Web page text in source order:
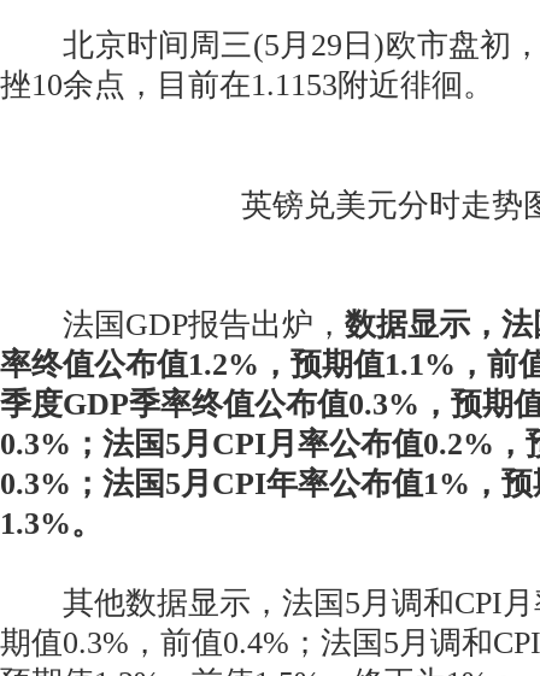
北京时间周三(5月29日)欧市盘初
挫10余点，目前在1.1153附近徘徊。
英镑兑美元分时走势
法国GDP报告出炉， 数据显示，
率终值公布值1.2%，预期值1.1%，前
季度GDP季率终值公布值0.3%，预期
0.3%；法国5月CPI月率公布值0.2%，
0.3%；法国5月CPI年率公布值1%，
1.3%。
其他数据显示，法国5月调和CPI月
期值0.3%，前值0.4%；法国5月调和